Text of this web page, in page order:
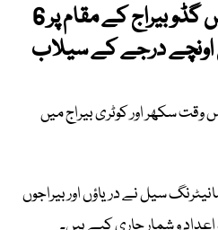
دریائے سندھ میں گڈو بیراج کے مقام پر 6
اونچے درجے کے سیلاب
سکھر اور کوٹری بیراج میں
سیل نے دریاؤں اور بیراجوں